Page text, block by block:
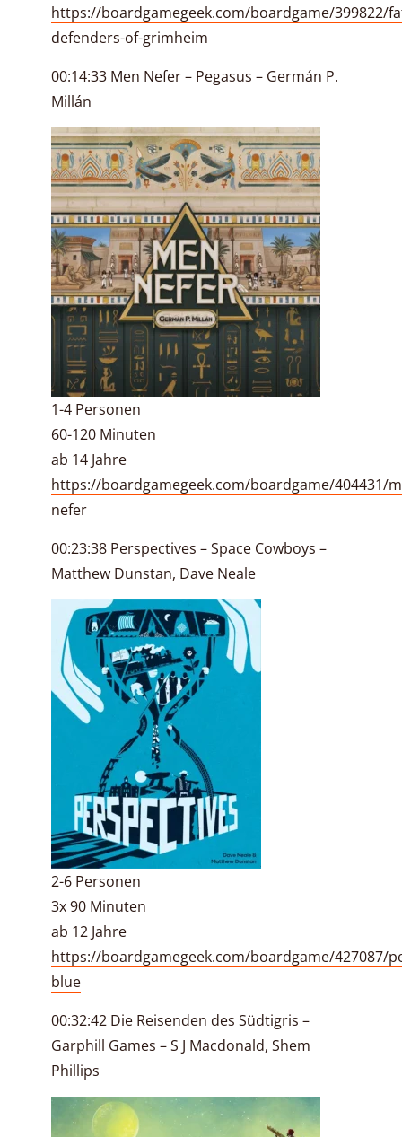
https://boardgamegeek.com/boardgame/399822/
defenders-of-grimheim
00:14:33 Men Nefer – Pegasus – Germán P.
Millán
1-4 Personen
60-120 Minuten
ab 14 Jahre
https://boardgamegeek.com/boardgame/404431/
nefer
00:23:38 Perspectives – Space Cowboys –
Matthew Dunstan, Dave Neale
2-6 Personen
3x 90 Minuten
ab 12 Jahre
https://boardgamegeek.com/boardgame/427087/
blue
00:32:42 Die Reisenden des Südtigris –
Garphill Games – S J Macdonald, Shem
Phillips